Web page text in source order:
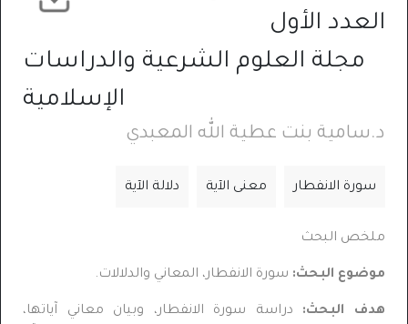
العدد الأول
مجلة العلوم الشرعية والدراسات
الإسلامية
د.سامية بنت عطية الله المعبدي
سورة الانفطار معنى الآية دلالة الآية
ملخص البحث
موضوع البحث: سورة الانفطار، المعاني والدلالات.
هدف البحث: دراسة سورة الانفطار، وبيان معاني آياتها،